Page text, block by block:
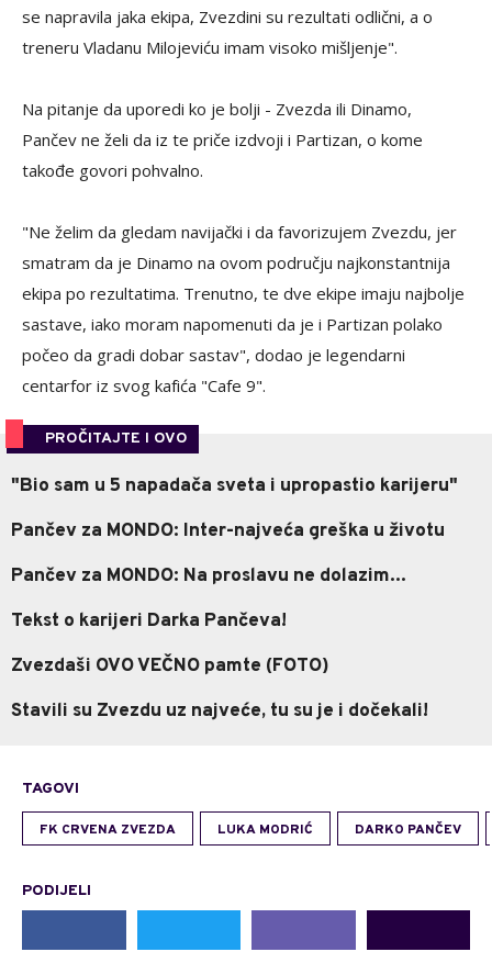
se napravila jaka ekipa, Zvezdini su rezultati odlični, a o
treneru Vladanu Milojeviću imam visoko mišljenje".
Na pitanje da uporedi ko je bolji - Zvezda ili Dinamo,
Pančev ne želi da iz te priče izdvoji i Partizan, o kome
takođe govori pohvalno.
"Ne želim da gledam navijački i da favorizujem Zvezdu, jer
smatram da je Dinamo na ovom području najkonstantnija
ekipa po rezultatima. Trenutno, te dve ekipe imaju najbolje
sastave, iako moram napomenuti da je i Partizan polako
počeo da gradi dobar sastav", dodao je legendarni
centarfor iz svog kafića "Cafe 9".
PROČITAJTE I OVO
"Bio sam u 5 napadača sveta i upropastio karijeru"
Pančev za MONDO: Inter-najveća greška u životu
Pančev za MONDO: Na proslavu ne dolazim...
Tekst o karijeri Darka Pančeva!
Zvezdaši OVO VEČNO pamte (FOTO)
Stavili su Zvezdu uz najveće, tu su je i dočekali!
TAGOVI
FK CRVENA ZVEZDA LUKA MODRIĆ DARKO PANČEV
PODIJELI